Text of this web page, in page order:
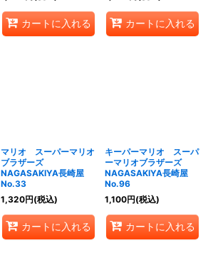
カートに入れる カートに入れる
マリオ スーパーマリオ
ブラザーズ
NAGASAKIYA長崎屋
No.33
1,320円(税込)
カートに入れる
キーパーマリオ スーパ
ーマリオブラザーズ
NAGASAKIYA長崎屋
No.96
1,100円(税込)
カートに入れる